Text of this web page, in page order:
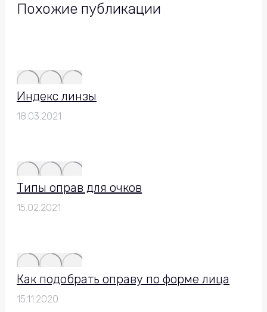
Похожие публикации
Индекс линзы
18.03.2021
Типы оправ для очков
15.02.2021
Как подобрать оправу по форме лица
15.11.2020